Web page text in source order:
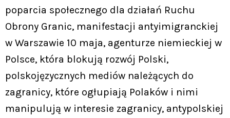
poparcia społecznego dla działań Ruchu
Obrony Granic, manifestacji antyimigranckiej
w Warszawie 10 maja, agenturze niemieckiej w
Polsce, która blokują rozwój Polski,
polskojęzycznych mediów należących do
zagranicy, które ogłupiają Polaków i nimi
manipulują w interesie zagranicy, antypolskiej